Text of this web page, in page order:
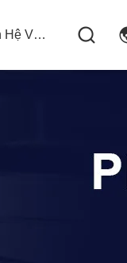
Liên Hệ Với Chúng Tôi